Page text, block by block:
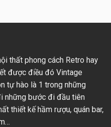
thất phong cách Retro hay
được điều đó Vintage
tự hào là 1 trong những
những bước đi đầu tiên
thiết kế hầm rượu, quán bar,